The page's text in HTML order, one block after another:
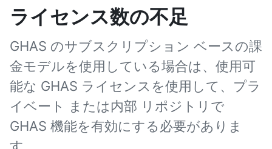
ライセンス数の不足
GHAS のサブスクリプション ベースの課
金モデルを使用している場合は、使用可
能な GHAS ライセンスを使用して、プラ
イベート または内部 リポジトリで
GHAS 機能を有効にする必要がありま